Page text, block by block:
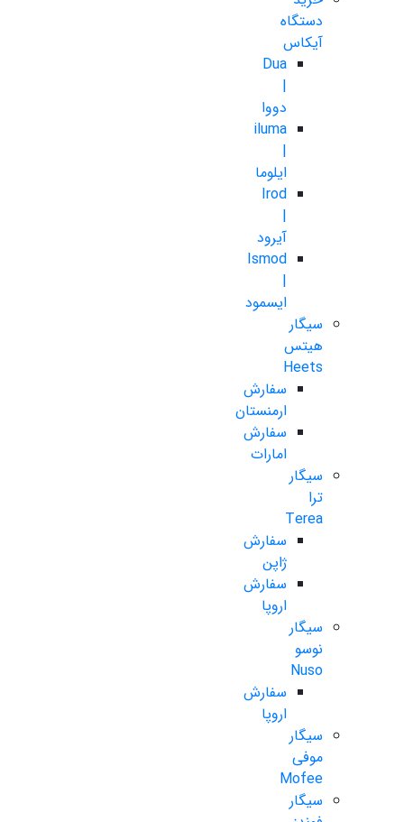
دستگاه
آیکاس
Dua
|
دووا
iluma
|
ایلوما
Irod
|
آیرود
Ismod
|
ایسمود
سیگار
هیتس
Heets
سفارش
ارمنستان
سفارش
امارات
سیگار
ترا
Terea
سفارش
ژاپن
سفارش
اروپا
سیگار
نوسو
Nuso
سفارش
اروپا
سیگار
موفی
Mofee
سیگار